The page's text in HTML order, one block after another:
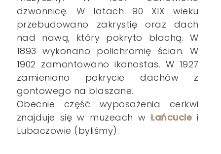
dzwonnicę. W latach 90 XIX wieku
przebudowano zakrystię oraz dach
nad nawą, który pokryto blachą. W
1893 wykonano polichromię ścian. W
1902 zamontowano ikonostas. W 1927
zamieniono pokrycie dachów z
gontowego na blaszane.
Obecnie część wyposażenia cerkwi
znajduje się w muzeach wŁańcucie i
Lubaczowie (byliśmy).